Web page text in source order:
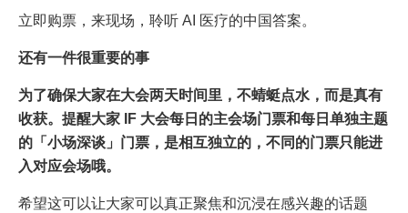
立即购票，来现场，聆听 AI 医疗的中国答案。
还有一件很重要的事
为了确保大家在大会两天时间里，不蜻蜓点水，而是真有
收获。提醒大家 IF 大会每日的主会场门票和每日单独主题
的「小场深谈」门票，是相互独立的，不同的门票只能进
入对应会场哦。
希望这可以让大家可以真正聚焦和沉浸在感兴趣的话题